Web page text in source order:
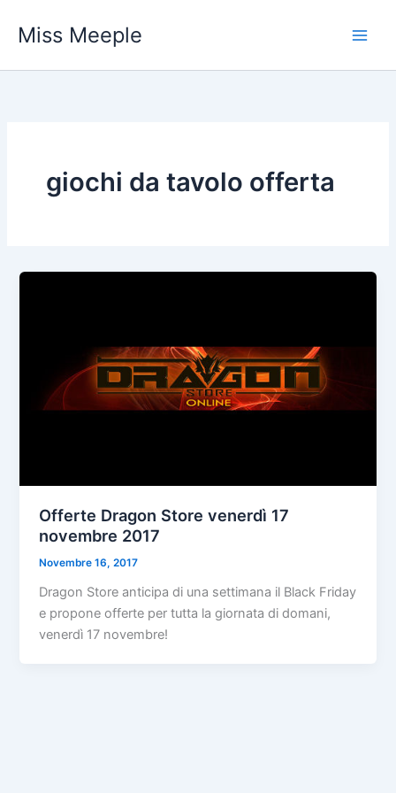
Miss Meeple
giochi da tavolo offerta
Offerte Dragon Store venerdì 17
novembre 2017
Novembre 16, 2017
Dragon Store anticipa di una settimana il Black Friday
e propone offerte per tutta la giornata di domani,
venerdì 17 novembre!